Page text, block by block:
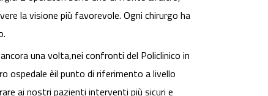
la visione più favorevole. Ogni chirurgo ha
una volta,nei confronti del Policlinico in
ospedale èil punto di riferimento a livello
ai nostri pazienti interventi più sicuri e